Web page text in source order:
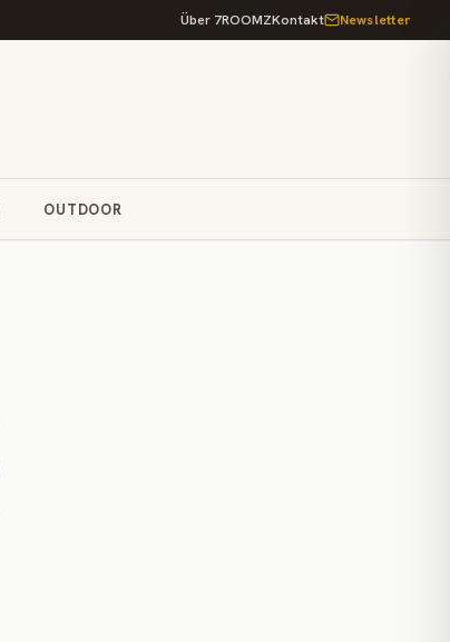
Über 7ROOMZKontakt Newsletter
OUTDOOR